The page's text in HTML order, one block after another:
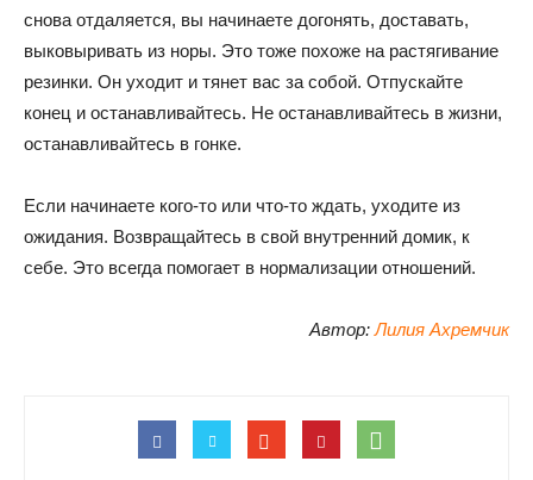
снова отдаляется, вы начинаете догонять, доставать,
выковыривать из норы. Это тоже похоже на растягивание
резинки. Он уходит и тянет вас за собой. Отпускайте
конец и останавливайтесь. Не останавливайтесь в жизни,
останавливайтесь в гонке.
Если начинаете кого-то или что-то ждать, уходите из
ожидания. Возвращайтесь в свой внутренний домик, к
себе. Это всегда помогает в нормализации отношений.
Автор:Лилия Ахремчик